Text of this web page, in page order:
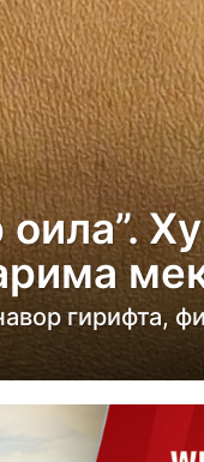
гирифта,